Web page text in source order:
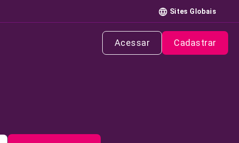
Sites Globais
Acessar Cadastrar